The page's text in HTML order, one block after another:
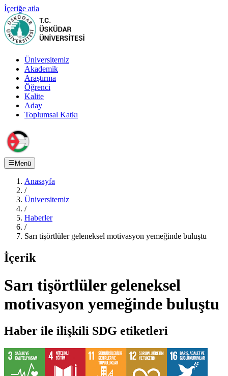
İçeriğe atla
Üniversitemiz
Akademik
Araştırma
Öğrenci
Kalite
Aday
Toplumsal Katkı
Menü
Anasayfa
/
Üniversitemiz
/
Haberler
/
Sarı tişörtlüler geleneksel motivasyon yemeğinde buluştu
İçerik
Sarı tişörtlüler geleneksel
motivasyon yemeğinde buluştu
Haber ile ilişkili SDG etiketleri